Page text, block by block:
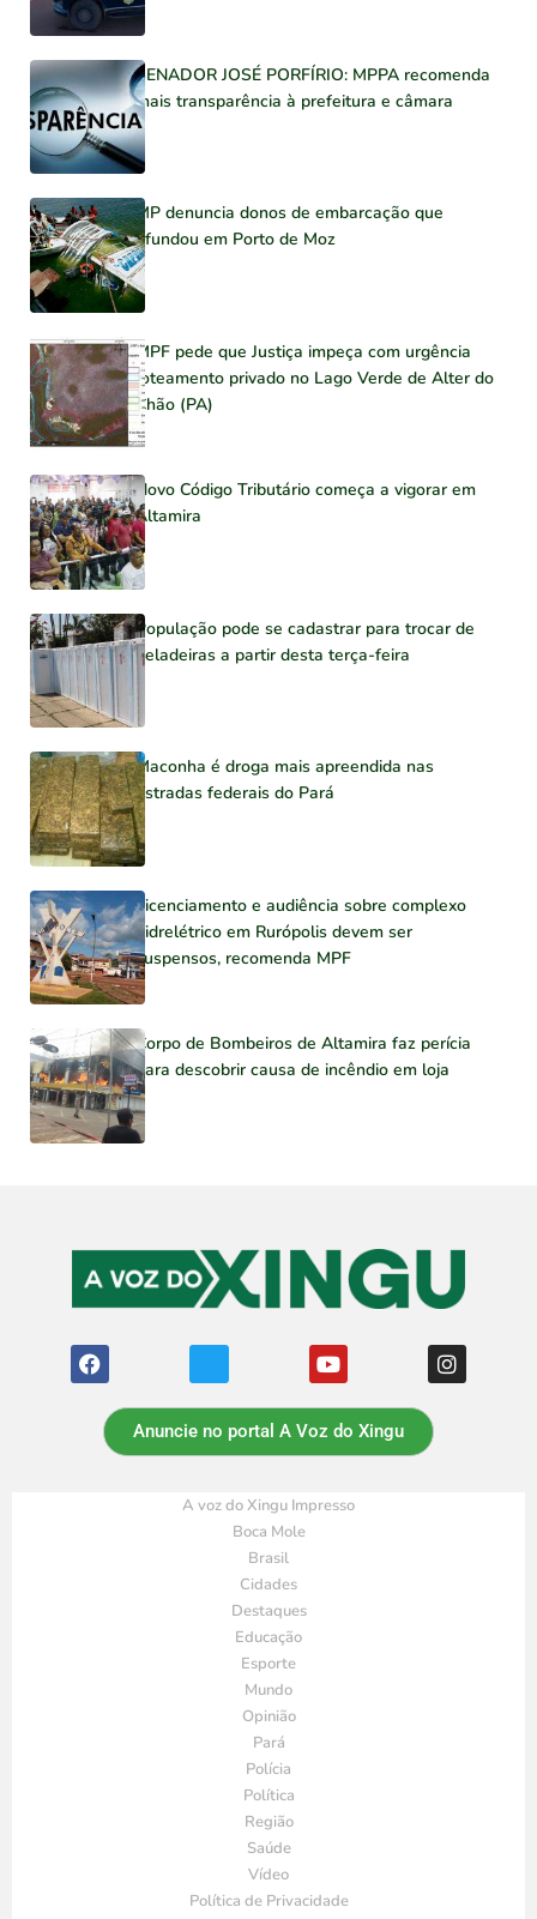
SENADOR JOSÉ PORFÍRIO: MPPA recomenda
mais transparência à prefeitura e câmara
MP denuncia donos de embarcação que
afundou em Porto de Moz
MPF pede que Justiça impeça com urgência
loteamento privado no Lago Verde de Alter do
Chão (PA)
Novo Código Tributário começa a vigorar em
Altamira
População pode se cadastrar para trocar de
geladeiras a partir desta terça-feira
Maconha é droga mais apreendida nas
estradas federais do Pará
Licenciamento e audiência sobre complexo
hidrelétrico em Rurópolis devem ser
suspensos, recomenda MPF
Corpo de Bombeiros de Altamira faz perícia
para descobrir causa de incêndio em loja
Anuncie no portal A Voz do Xingu
A voz do Xingu Impresso
Boca Mole
Brasil
Cidades
Destaques
Educação
Esporte
Mundo
Opinião
Pará
Polícia
Política
Região
Saúde
Vídeo
Política de Privacidade